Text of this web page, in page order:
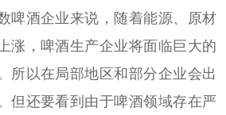
啤酒企业来说，随着能源、原材
涨，啤酒生产企业将面临巨大的
所以在局部地区和部分企业会出
但还要看到由于啤酒领域存在严